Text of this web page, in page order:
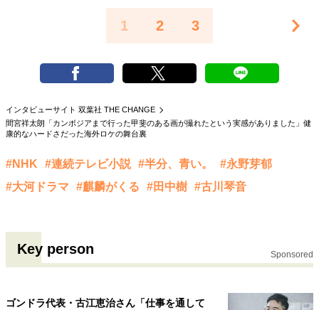
1 2 3
インタビューサイト 双葉社 THE CHANGE
間宮祥太朗「カンボジアまで行った甲斐のある画が撮れたという実感がありました」健
康的なハードさだった海外ロケの舞台裏
#NHK #連続テレビ小説 #半分、青い。
#永野芽郁
#大河ドラマ
#麒麟がくる #田中樹 #古川琴音
Key person Sponsored
ゴンドラ代表・古江恵治さん「仕事を通して